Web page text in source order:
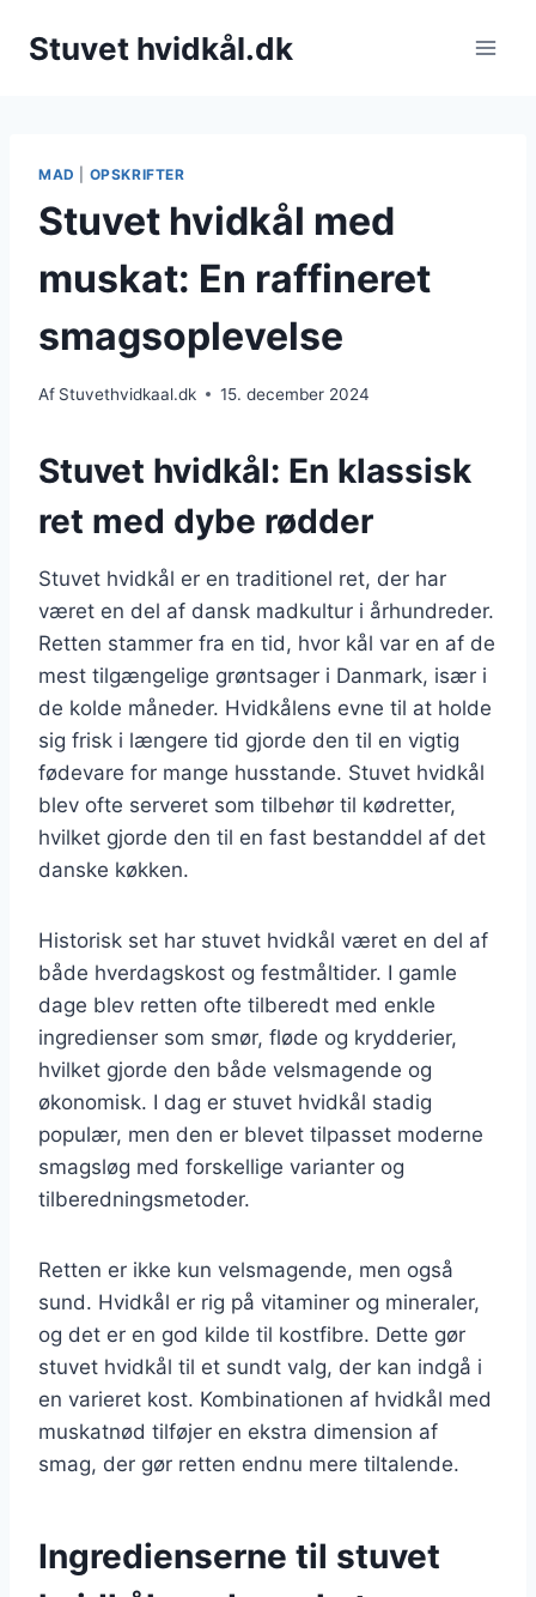
Stuvet hvidkål.dk
MAD OPSKRIFTER
Stuvet hvidkål med
muskat: En raffineret
smagsoplevelse
Af Stuvethvidkaal.dk 15. december 2024
Stuvet hvidkål: En klassisk
ret med dybe rødder
Stuvet hvidkål er en traditionel ret, der har
været en del af dansk madkultur i århundreder.
Retten stammer fra en tid, hvor kål var en af de
mest tilgængelige grøntsager i Danmark, især i
de kolde måneder. Hvidkålens evne til at holde
sig frisk i længere tid gjorde den til en vigtig
fødevare for mange husstande. Stuvet hvidkål
blev ofte serveret som tilbehør til kødretter,
hvilket gjorde den til en fast bestanddel af det
danske køkken.
Historisk set har stuvet hvidkål været en del af
både hverdagskost og festmåltider. I gamle
dage blev retten ofte tilberedt med enkle
ingredienser som smør, fløde og krydderier,
hvilket gjorde den både velsmagende og
økonomisk. I dag er stuvet hvidkål stadig
populær, men den er blevet tilpasset moderne
smagsløg med forskellige varianter og
tilberedningsmetoder.
Retten er ikke kun velsmagende, men også
sund. Hvidkål er rig på vitaminer og mineraler,
og det er en god kilde til kostfibre. Dette gør
stuvet hvidkål til et sundt valg, der kan indgå i
en varieret kost. Kombinationen af hvidkål med
muskatnød tilføjer en ekstra dimension af
smag, der gør retten endnu mere tiltalende.
Ingredienserne til stuvet